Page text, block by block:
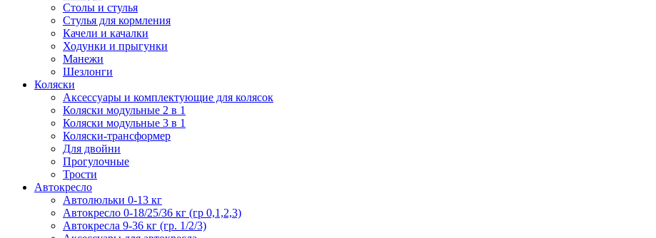
Столы и стулья
Стулья для кормления
Качели и качалки
Ходунки и прыгунки
Манежи
Шезлонги
Коляски
Аксессуары и комплектующие для колясок
Коляски модульные 2 в 1
Коляски модульные 3 в 1
Коляски-трансформер
Для двойни
Прогулочные
Трости
Автокресло
Автолюльки 0-13 кг
Автокресло 0-18/25/36 кг (гр 0,1,2,3)
Автокресла 9-36 кг (гр. 1/2/3)